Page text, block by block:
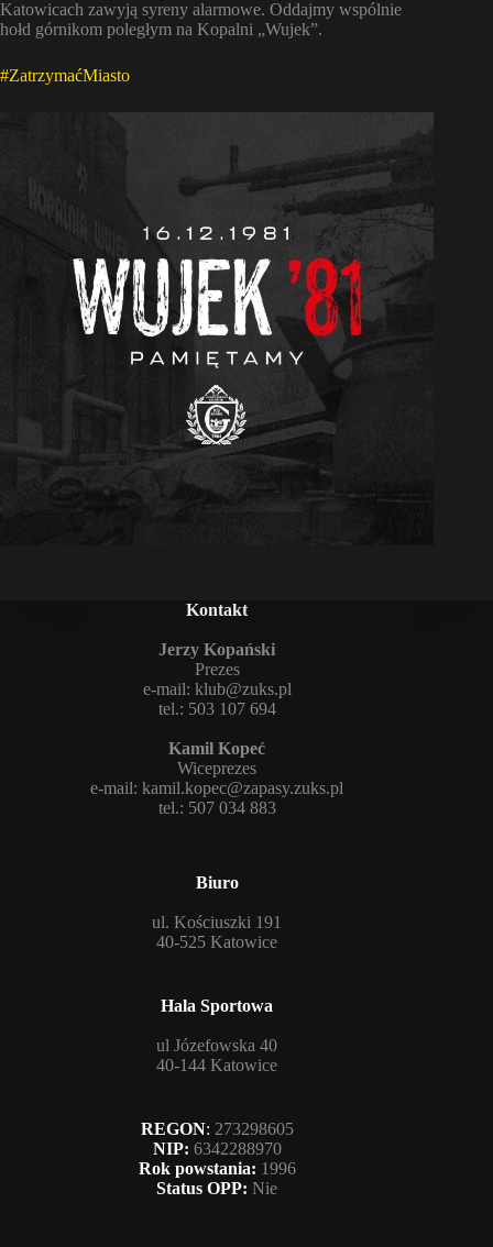
Katowicach zawyją syreny alarmowe. Oddajmy wspólnie
hołd górnikom poległym na Kopalni „Wujek”.
#ZatrzymaćMiasto
Kontakt
Jerzy Kopański
Prezes
e-mail: klub@zuks.pl
tel.: 503 107 694
Kamil Kopeć
Wiceprezes
e-mail:kamil.kopec@zapasy.zuks.pl
tel.: 507 034 883
Biuro
ul. Kościuszki 191
40-525 Katowice
Hala Sportowa
ul Józefowska 40
40-144 Katowice
REGON: 273298605
NIP: 6342288970
Rok powstania: 1996
Status OPP: Nie